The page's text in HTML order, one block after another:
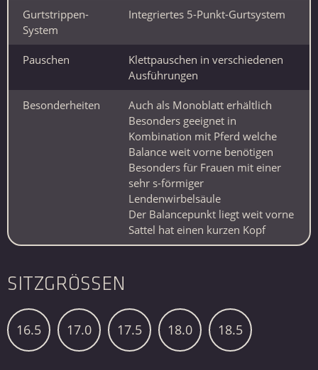
Gurtstrippen-
System
Integriertes 5-Punkt-Gurtsystem
Pauschen
Klettpauschen in verschiedenen
Ausführungen
Besonderheiten
Auch als Monoblatt erhältlich
Besonders geeignet in
Kombination mit Pferd welche
Balance weit vorne benötigen
Besonders für Frauen mit einer
sehr s-förmiger
Lendenwirbelsäule
Der Balancepunkt liegt weit vorne
Sattel hat einen kurzen Kopf
SITZGRÖSSEN
16.5 17.0 17.5 18.0 18.5